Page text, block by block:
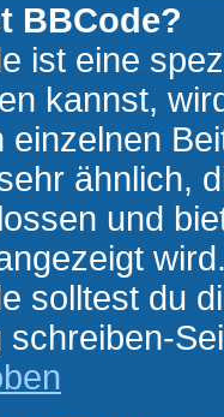
BBCode?
ist eine
kannst,
einzelnen
ähnlich,
und
solltest du
schreiben-